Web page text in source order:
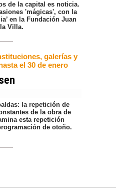
de la capital es noticia.
'mágicas', con la
en la Fundación Juan
Villa.
galerías y
el 30 de enero
la repetición de
de la obra de
esta repetición
de otoño.